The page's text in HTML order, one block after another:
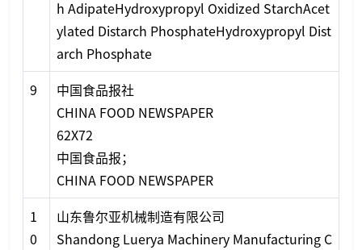
h AdipateHydroxypropyl Oxidized StarchAcet
ylated Distarch PhosphateHydroxypropyl Dist
arch Phosphate
9
中国食品报社
CHINA FOOD NEWSPAPER
62X72
中国食品报；
CHINA FOOD NEWSPAPER
1
0
山东鲁尔亚机械制造有限公司
Shandong Luerya Machinery Manufacturing C